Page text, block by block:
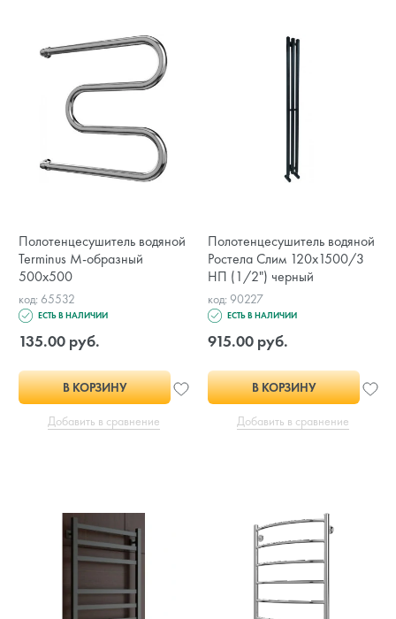
Полотенцесушитель водяной
Terminus М-образный
500х500
код: 65532
ЕСТЬ В НАЛИЧИИ
135.00 руб.
В КОРЗИНУ
Добавить в сравнение
Полотенцесушитель водяной
Ростела Слим 120х1500/3
НП (1/2") черный
код: 90227
ЕСТЬ В НАЛИЧИИ
915.00 руб.
В КОРЗИНУ
Добавить в сравнение